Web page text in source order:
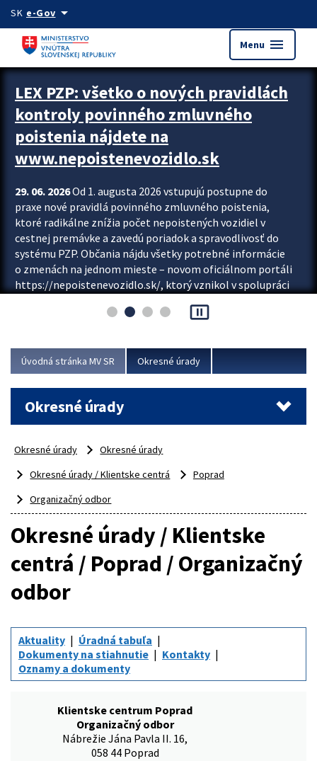
Preskocit na hlavný obsah
SK e-Govarrow_drop_down
Menu menu
Zastavit automatický posun upútavok
LEX PZP: všetko o nových pravidlách
kontroly povinného zmluvného
poistenia nájdete na
www.nepoistenevozidlo.sk
29. 06. 2026Od 1. augusta 2026 vstupujú postupne do
praxe nové pravidlá povinného zmluvného poistenia,
ktoré radikálne znížia počet nepoistených vozidiel v
cestnej premávke a zavedú poriadok a spravodlivosť do
systému PZP. Občania nájdu všetky potrebné informácie
o zmenách na jednom mieste – novom oficiálnom portáli
https://nepoistenevozidlo.sk/, ktorý vznikol v spolupráci
asociácie poisťovní (SLASPO) a Ministerstva vnútra SR.
Viac
pause_presentation
Úvodná stránka MV SR Okresné úrady
Okresné úrady
Okresné úrady
Okresné úrady
Okresné úrady / Klientske centrá
Poprad
Organizačný odbor
Okresné úrady / Klientske
centrá / Poprad / Organizačný
odbor
Aktuality
Úradná tabuľa
Dokumenty na stiahnutie
Kontakty
Oznamy a dokumenty
Klientske centrum Poprad
Organizačný odbor
Nábrežie Jána Pavla II. 16,
058 44 Poprad